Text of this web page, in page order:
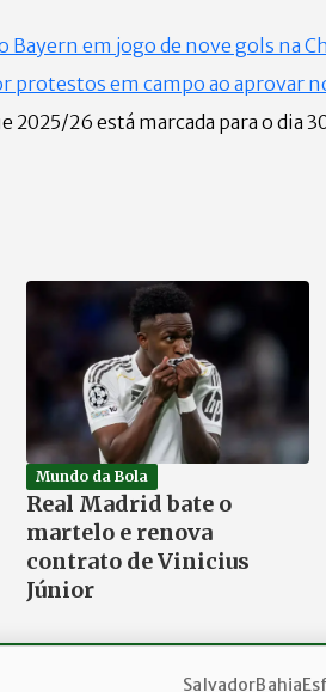
Bayern em jogo de nove gols na
protestos em campo ao aprovar
2025/26 está marcada para o dia
Mundo da Bola
Real Madrid bate o
martelo e renova
contrato de Vinicius
Júnior
SalvadorBahia